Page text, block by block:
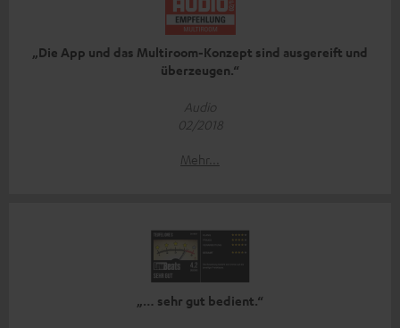
„Die App und das Multiroom-Konzept sind ausgereift und
überzeugen.“
Audio
02/2018
Mehr...
„… sehr gut bedient.“